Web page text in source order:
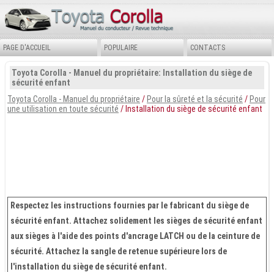
PAGE D'ACCUEIL POPULAIRE CONTACTS
Toyota Corolla - Manuel du propriétaire: Installation du siège de
sécurité enfant
Toyota Corolla - Manuel du propriétaire /Pour la sûreté et la sécurité /Pour
une utilisation en toute sécurité / Installation du siège de sécurité enfant
Respectez les instructions fournies par le fabricant du siège de
sécurité enfant. Attachez solidement les sièges de sécurité enfant
aux sièges à l'aide des points d'ancrage LATCH ou de la ceinture de
sécurité. Attachez la sangle de retenue supérieure lors de
l'installation du siège de sécurité enfant.